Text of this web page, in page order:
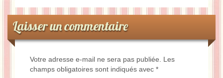
Laisser un commentaire
Votre adresse e-mail ne sera pas publiée.
Les
champs obligatoires sont indiqués avec *